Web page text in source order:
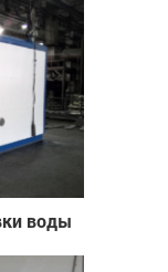
воды